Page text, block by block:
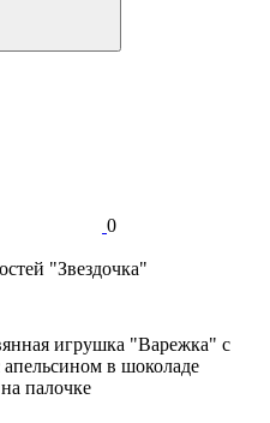
0
"Звездочка"
игрушка "Варежка" с
в шоколаде
палочке